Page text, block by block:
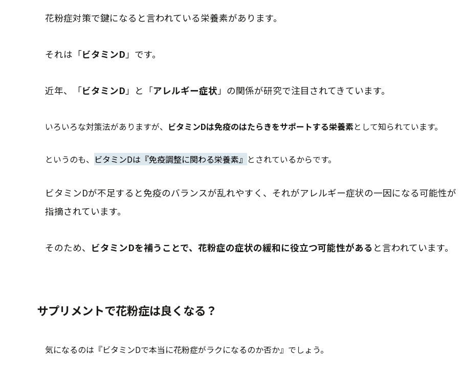
花粉症対策で鍵になると言われている栄養素があります。
それは「ビタミンD」です。
近年、「ビタミンD」と「アレルギー症状」の関係が研究で注目されてきています。
いろいろな対策法がありますが、 ビタミンDは免疫のはたらきをサポートする栄養素として知られています。
というのも、 ビタミンDは『免疫調整に関わる栄養素』 とされているからです。
ビタミンDが不足すると免疫のバランスが乱れやすく、それがアレルギー症状の一因になる可能性が
指摘されています。
そのため、 ビタミンDを補うことで、花粉症の症状の緩和に役立つ可能性がある と言われています。
サプリメントで花粉症は良くなる？
気になるのは『ビタミンDで本当に花粉症がラクになるのか否か』でしょう。